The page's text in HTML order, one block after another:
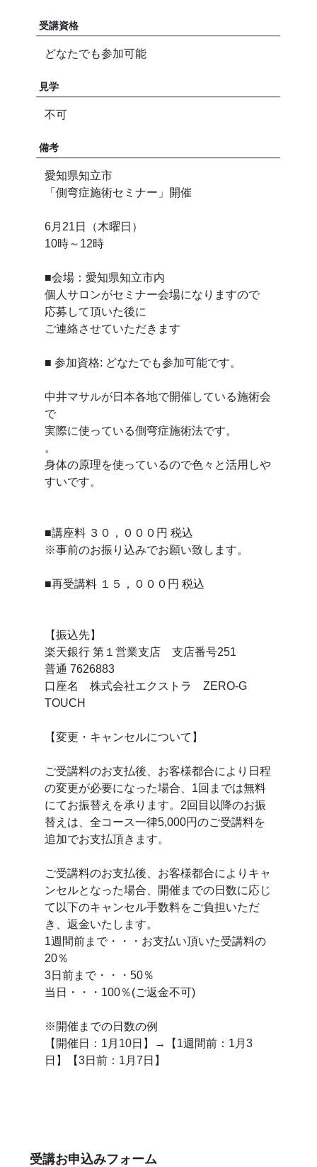
受講資格
どなたでも参加可能
見学
不可
備考
愛知県知立市
「側弯症施術セミナー」開催
6月21日（木曜日）
10時～12時
■会場：愛知県知立市内
個人サロンがセミナー会場になりますので
応募して頂いた後に
ご連絡させていただきます
■ 参加資格: どなたでも参加可能です。
中井マサルが日本各地で開催している施術会
で
実際に使っている側弯症施術法です。
。
身体の原理を使っているので色々と活用しや
すいです。
■講座料 ３０，０００円 税込
※事前のお振り込みでお願い致します。
■再受講料 １５，０００円 税込
【振込先】
楽天銀行 第１営業支店 支店番号251
普通 7626883
口座名 株式会社エクストラ ZERO-G
TOUCH
【変更・キャンセルについて】
ご受講料のお支払後、お客様都合により日程
の変更が必要になった場合、1回までは無料
にてお振替えを承ります。2回目以降のお振
替えは、全コース一律5,000円のご受講料を
追加でお支払頂きます。
ご受講料のお支払後、お客様都合によりキャ
ンセルとなった場合、開催までの日数に応じ
て以下のキャンセル手数料をご負担いただ
き、返金いたします。
1週間前まで・・・お支払い頂いた受講料の
20％
3日前まで・・・50％
当日・・・100％(ご返金不可)
※開催までの日数の例
【開催日：1月10日】→【1週間前：1月3
日】【3日前：1月7日】
受講お申込みフォーム